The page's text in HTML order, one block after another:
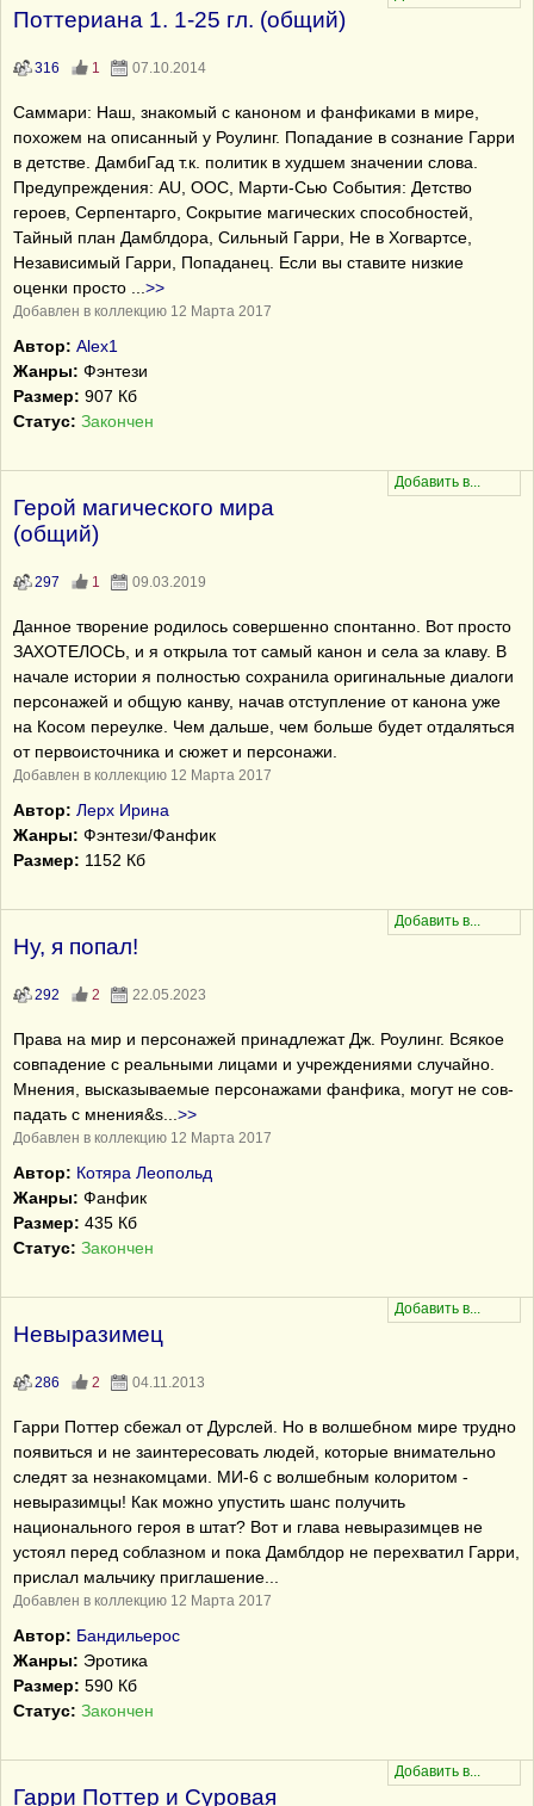
Поттериана 1. 1-25 гл. (общий)
316 1 07.10.2014
Саммари: Наш, знакомый с каноном и фанфиками в мире,
похожем на описанный у Роулинг. Попадание в сознание Гарри
в детстве. ДамбиГад т.к. политик в худшем значении слова.
Предупреждения: AU, OOC, Марти-Сью События: Детство
героев, Серпентарго, Сокрытие магических способностей,
Тайный план Дамблдора, Сильный Гарри, Не в Хогвартсе,
Независимый Гарри, Попаданец. Если вы ставите низкие
оценки просто
>>
Добавлен в коллекцию 12 Марта 2017
Автор: Alex1
Жанры: Фэнтези
Размер: 907 Кб
Статус: Закончен
Герой магического мира
(общий)
297 1 09.03.2019
Данное творение родилось совершенно спонтанно. Вот просто
ЗАХОТЕЛОСЬ, и я открыла тот самый канон и села за клаву. В
начале истории я полностью сохранила оригинальные диалоги
персонажей и общую канву, начав отступление от канона уже
на Косом переулке. Чем дальше, чем больше будет отдаляться
от первоисточника и сюжет и персонажи.
Добавлен в коллекцию 12 Марта 2017
Автор: Лерх Ирина
Жанры: Фэнтези/Фанфик
Размер: 1152 Кб
Ну, я попал!
292 2 22.05.2023
Пра­ва на мир и пер­со­на­жей при­над­ле­жат Дж. Роу­линг. Вся­кое
сов­па­де­ние с ре­аль­ны­ми ли­ца­ми и уч­реж­де­ни­я­ми слу­чай­но.
Мне­ния, вы­ска­зы­ва­е­мые пер­со­на­жа­ми фан­фи­ка, мо­гут не со­в­
па­дать с мне­ни­я&s
>>
Добавлен в коллекцию 12 Марта 2017
Автор: Котяра Леопольд
Жанры: Фанфик
Размер: 435 Кб
Статус: Закончен
Невыразимец
286 2 04.11.2013
Гарри Поттер сбежал от Дурслей. Но в волшебном мире трудно
появиться и не заинтересовать людей, которые внимательно
следят за незнакомцами. МИ-6 с волшебным колоритом -
невыразимцы! Как можно упустить шанс получить
национального героя в штат? Вот и глава невыразимцев не
устоял перед соблазном и пока Дамблдор не перехватил Гарри,
прислал мальчику приглашение...
Добавлен в коллекцию 12 Марта 2017
Автор: Бандильерос
Жанры: Эротика
Размер: 590 Кб
Статус: Закончен
Гарри Поттер и Суровая